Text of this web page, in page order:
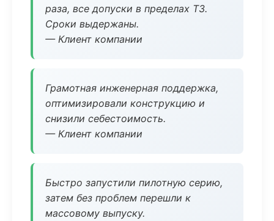
раза, все допуски в пределах ТЗ.
Сроки выдержаны.
— Клиент компании
Грамотная инженерная поддержка,
оптимизировали конструкцию и
снизили себестоимость.
— Клиент компании
Быстро запустили пилотную серию,
затем без проблем перешли к
массовому выпуску.